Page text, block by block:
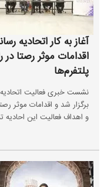
آغاز به کار اتحادیه
اقدامات موثر رصتا
پلتفرم‌ها
نشست خبری فعالیت
برگزار شد و اقدامات موثر
و اهداف فعالیت این